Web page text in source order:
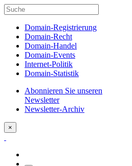
Domain-Registrierung
Domain-Recht
Domain-Handel
Domain-Events
Internet-Politik
Domain-Statistik
Abonnieren Sie unseren
Newsletter
Newsletter-Archiv
×